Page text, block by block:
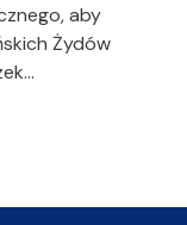
aby
Żydów